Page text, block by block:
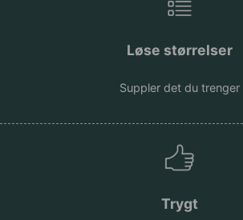
Løse størrelser
Suppler det du trenger
Trygt